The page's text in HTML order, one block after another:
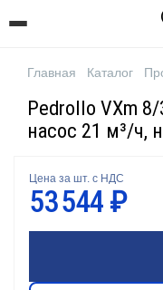
Главная Каталог
Pedrollo VXm
насос 21 м³/ч,
Цена за шт. с НДС
53 544 ₽